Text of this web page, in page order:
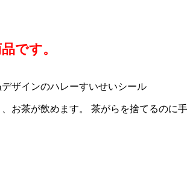
です。
お茶が飲めます。 茶がらを捨てるのに